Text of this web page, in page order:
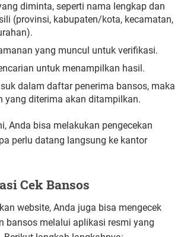
diminta, seperti nama lengkap dan
(provinsi, kabupaten/kota, kecamatan,
yang muncul untuk verifikasi.
untuk menampilkan hasil.
dalam daftar penerima bansos, maka
yang diterima akan ditampilkan.
Anda bisa melakukan pengecekan
perlu datang langsung ke kantor
Cek Bansos
website, Anda juga bisa mengecek
bansos melalui aplikasi resmi yang